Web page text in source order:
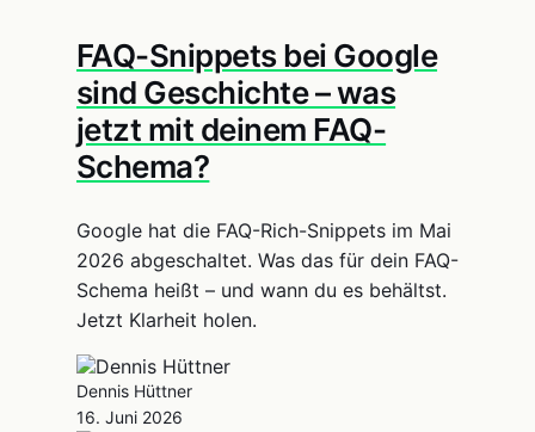
FAQ-Snippets bei Google
sind Geschichte – was
jetzt mit deinem FAQ-
Schema?
Google hat die FAQ-Rich-Snippets im Mai
2026 abgeschaltet. Was das für dein FAQ-
Schema heißt – und wann du es behältst.
Jetzt Klarheit holen.
Dennis Hüttner
16. Juni 2026